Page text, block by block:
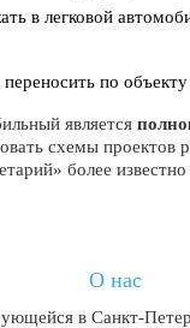
в легковой
по
является
схемы
более
О нас
в Санкт-